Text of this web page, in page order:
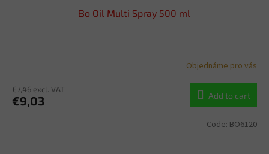
Bo Oil Multi Spray 500 ml
Objednáme pro vás
€7,46 excl. VAT
€9,03 Add to cart
Code: BO6120